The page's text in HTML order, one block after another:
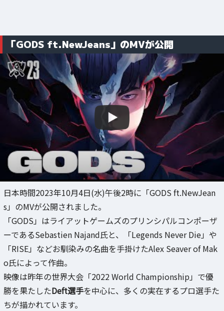
「GODS ft.NewJeans」のMVが公開
日本時間2023年10月4日(水)午後2時に「GODS ft.NewJean
s」のMVが公開されました。
「GODS」はライアットゲームズのプリンシパルコンポーザ
ーであるSebastien Najand氏と、「Legends Never Die」や
「RISE」などお馴染みの名曲を手掛けたAlex Seaver of Mak
o氏によって作曲。
映像は昨年の世界大会「2022 World Championship」で優
勝を果たしたDeft選手を中心に、多くの実在するプロ選手た
ちが描かれています。